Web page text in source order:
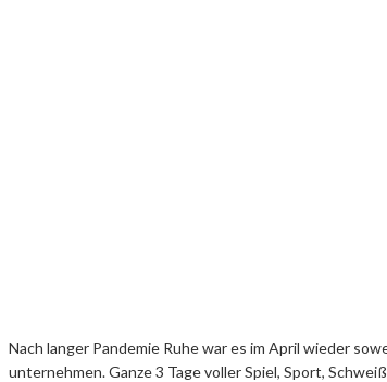
Nach langer Pandemie Ruhe war es im April wieder
unternehmen. Ganze 3 Tage voller Spiel, Sport,